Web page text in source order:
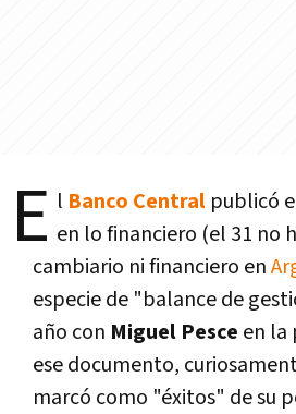
E l Banco Central publicó
en lo financiero (el 31 no
cambiario ni financiero en
especie de "balance de
año con Miguel Pesce en la
ese documento,
marcó como "éxitos" de su